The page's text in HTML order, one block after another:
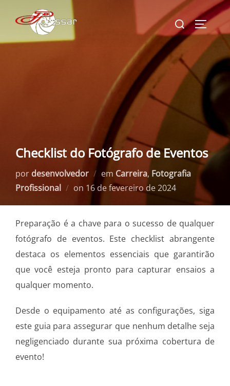
para
Pesquisar
por:
Checklist do Fotógrafo de Eventos
por desenvolvedor em Carreira, Fotografia
Profissional
on Postado
16 de fevereiro de 2024
Preparação é a chave para o sucesso de qualquer
fotógrafo de eventos. Este checklist abrangente
destaca os elementos essenciais que garantirão
que você esteja pronto para capturar ensaios a
qualquer momento.
Desde o equipamento até as configurações, siga
este guia para assegurar que nenhum detalhe seja
negligenciado durante sua próxima cobertura de
evento!